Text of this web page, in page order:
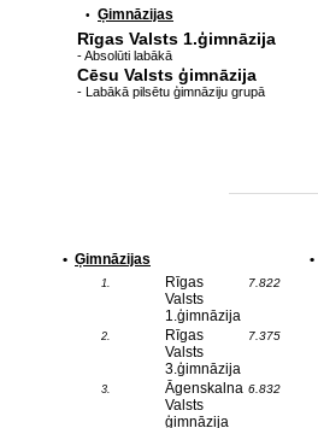
• Ģimnāzijas
Rīgas Valsts 1.ģimnāzija
- Absolūti labākā
Cēsu Valsts ģimnāzija
- Labākā pilsētu ģimnāziju grupā
• Ģimnāzijas
1.
Rīgas
Valsts
1.ģimnāzija
7.822
2.
Rīgas
Valsts
3.ģimnāzija
7.375
3.
Āgenskalna
Valsts
ģimnāzija
6.832
•